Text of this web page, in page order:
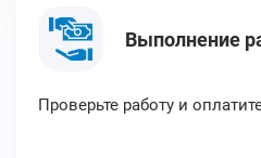
Выполнение
Проверьте работу и